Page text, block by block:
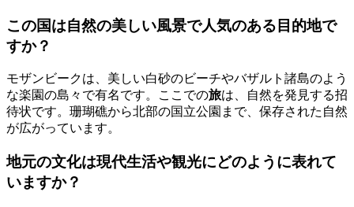
この国は自然の美しい風景で人気のある目的地で
すか？
モザンビークは、美しい白砂のビーチやバザルト諸島のよう
な楽園の島々で有名です。ここでの旅は、自然を発見する招
待状です。珊瑚礁から北部の国立公園まで、保存された自然
が広がっています。
地元の文化は現代生活や観光にどのように表れて
いますか？